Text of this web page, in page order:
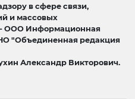
в сфере связи,
и массовых
- ООО Информационная
"Объединенная редакция
Александр Викторович.